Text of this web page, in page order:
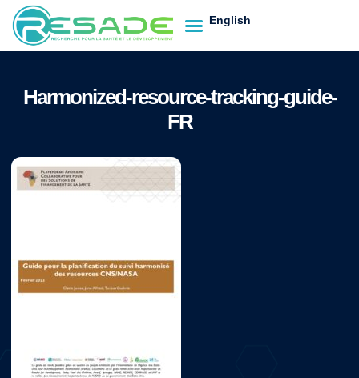
English
Harmonized-resource-tracking-guide-
FR